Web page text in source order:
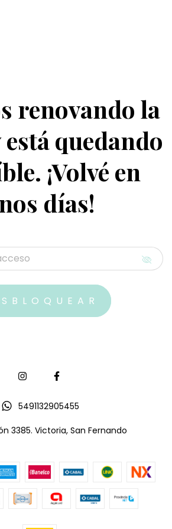
renovando la
quedando
¡Volvé en
días!
5491132905455
3385. Victoria, San Fernando